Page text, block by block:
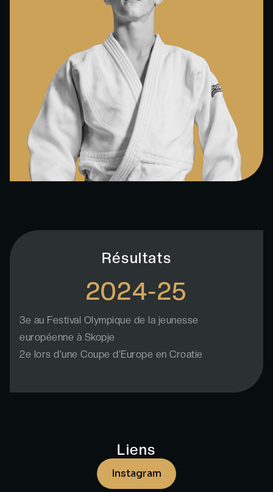
Résultats
2024-25
3e au Festival Olympique de la jeunesse
européenne à Skopje
2e lors d’une Coupe d’Europe en Croatie
Liens
Instagram